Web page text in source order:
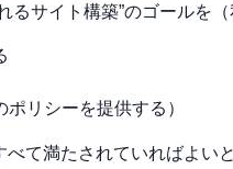
るサイト構築”のゴールを
リシーを提供する）
て満たされていればよい